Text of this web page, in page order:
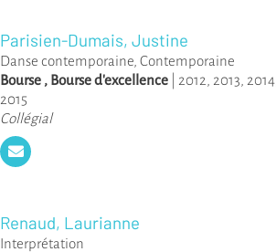
Parisien-Dumais, Justine
Danse contemporaine Contemporaine
Bourse , Bourse d'excellence 2012 2013 2014
2015
Collégial
Renaud, Laurianne
Interprétation